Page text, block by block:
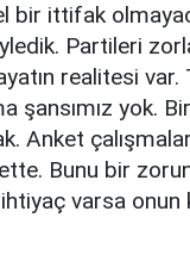
bir ittifak
Partileri
realitesi
şansımız yok.
Anket
Bunu bir
varsa onun